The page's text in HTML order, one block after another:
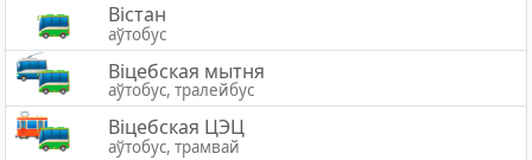
Вістан
аўтобус
Вiцебская мытня
аўтобус, тралейбус
Віцебская ЦЭЦ
аўтобус, трамвай